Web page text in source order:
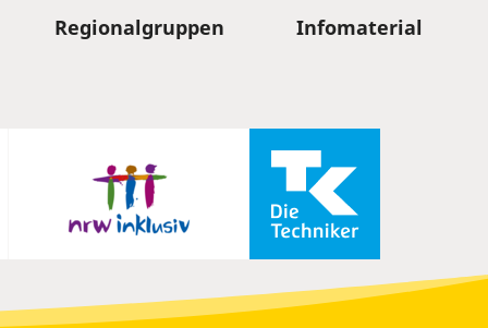
Regionalgruppen Infomaterial